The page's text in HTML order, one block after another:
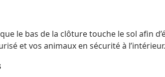
le bas de la clôture touche le sol afin
et vos animaux en sécurité à l’intérieur.